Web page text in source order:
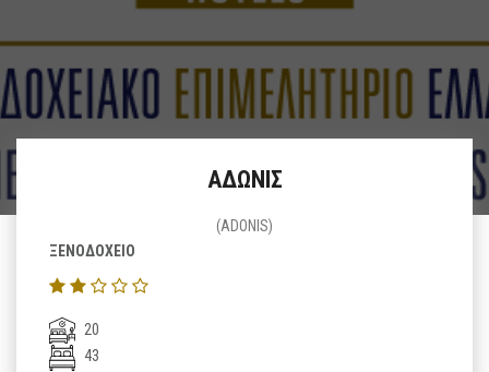
ΑΔΩΝΙΣ
(ADONIS)
ΞΕΝΟΔΟΧΕΙΟ
20
43